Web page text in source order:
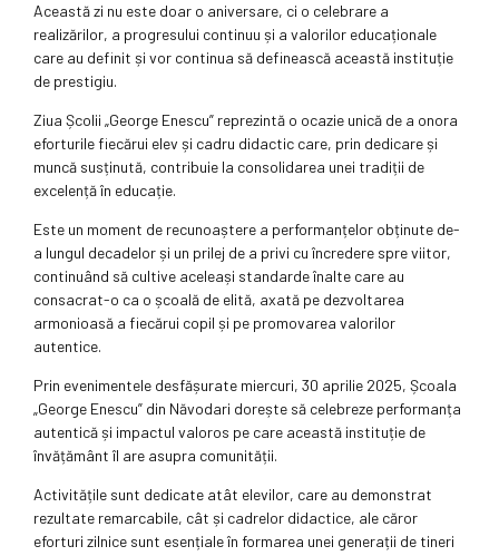
Această zi nu este doar o aniversare, ci o celebrare a
realizărilor, a progresului continuu și a valorilor educaționale
care au definit și vor continua să definească această instituție
de prestigiu.
Ziua Școlii „George Enescu” reprezintă o ocazie unică de a onora
eforturile fiecărui elev și cadru didactic care, prin dedicare și
muncă susținută, contribuie la consolidarea unei tradiții de
excelență în educație.
Este un moment de recunoaștere a performanțelor obținute de-
a lungul decadelor și un prilej de a privi cu încredere spre viitor,
continuând să cultive aceleași standarde înalte care au
consacrat-o ca o școală de elită, axată pe dezvoltarea
armonioasă a fiecărui copil și pe promovarea valorilor
autentice.
Prin evenimentele desfășurate miercuri, 30 aprilie 2025, Școala
„George Enescu” din Năvodari dorește să celebreze performanța
autentică și impactul valoros pe care această instituție de
învățământ îl are asupra comunității.
Activitățile sunt dedicate atât elevilor, care au demonstrat
rezultate remarcabile, cât și cadrelor didactice, ale căror
eforturi zilnice sunt esențiale în formarea unei generații de tineri